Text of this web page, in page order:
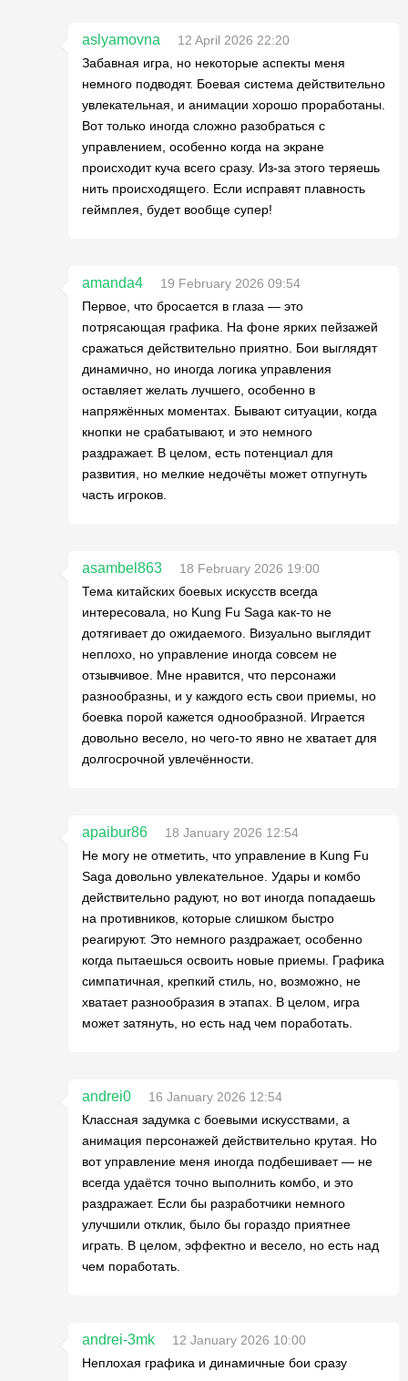
aslyamovna
12 April 2026 22:20
Забавная игра, но некоторые аспекты меня
немного подводят. Боевая система действительно
увлекательная, и анимации хорошо проработаны.
Вот только иногда сложно разобраться с
управлением, особенно когда на экране
происходит куча всего сразу. Из-за этого теряешь
нить происходящего. Если исправят плавность
геймплея, будет вообще супер!
amanda4
19 February 2026 09:54
Первое, что бросается в глаза — это
потрясающая графика. На фоне ярких пейзажей
сражаться действительно приятно. Бои выглядят
динамично, но иногда логика управления
оставляет желать лучшего, особенно в
напряжённых моментах. Бывают ситуации, когда
кнопки не срабатывают, и это немного
раздражает. В целом, есть потенциал для
развития, но мелкие недочёты может отпугнуть
часть игроков.
asambel863
18 February 2026 19:00
Тема китайских боевых искусств всегда
интересовала, но Kung Fu Saga как-то не
дотягивает до ожидаемого. Визуально выглядит
неплохо, но управление иногда совсем не
отзывчивое. Мне нравится, что персонажи
разнообразны, и у каждого есть свои приемы, но
боевка порой кажется однообразной. Играется
довольно весело, но чего-то явно не хватает для
долгосрочной увлечённости.
apaibur86
18 January 2026 12:54
Не могу не отметить, что управление в Kung Fu
Saga довольно увлекательное. Удары и комбо
действительно радуют, но вот иногда попадаешь
на противников, которые слишком быстро
реагируют. Это немного раздражает, особенно
когда пытаешься освоить новые приемы. Графика
симпатичная, крепкий стиль, но, возможно, не
хватает разнообразия в этапах. В целом, игра
может затянуть, но есть над чем поработать.
andrei0
16 January 2026 12:54
Классная задумка с боевыми искусствами, а
анимация персонажей действительно крутая. Но
вот управление меня иногда подбешивает — не
всегда удаётся точно выполнить комбо, и это
раздражает. Если бы разработчики немного
улучшили отклик, было бы гораздо приятнее
играть. В целом, эффектно и весело, но есть над
чем поработать.
andrei-3mk
12 January 2026 10:00
Неплохая графика и динамичные бои сразу